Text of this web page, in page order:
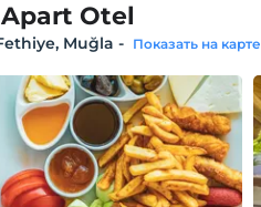
Otel
Muğla - Показать на карте